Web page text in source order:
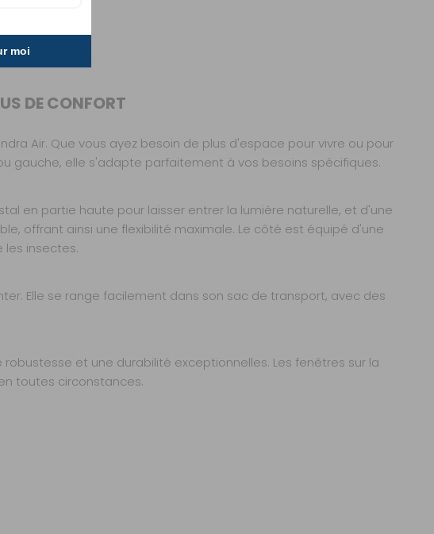
DE CONFORT
Air. Que vous ayez besoin de plus d'espace pour vivre ou pour
gauche, elle s'adapte parfaitement à vos besoins spécifiques.
en partie haute pour laisser entrer la lumière naturelle, et d'une
offrant ainsi une flexibilité maximale. Le côté est équipé d'une
insectes.
Elle se range facilement dans son sac de transport, avec des
et une durabilité exceptionnelles. Les fenêtres sur la
toutes circonstances.